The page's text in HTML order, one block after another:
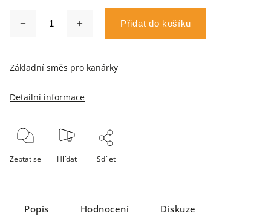
Přidat do košíku
Základní směs pro kanárky
Detailní informace
Zeptat se Hlídat Sdílet
Popis Hodnocení Diskuze